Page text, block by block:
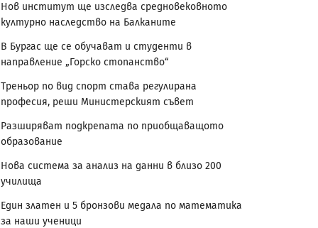
Нов институт ще изследва средновековното
културно наследство на Балканите
В Бургас ще се обучават и студенти в
направление „Горско стопанство“
Треньор по вид спорт става регулирана
професия, реши Министерският съвет
Разширяват подкрепата по приобщаващото
образование
Нова система за анализ на данни в близо 200
училища
Един златен и 5 бронзови медала по математика
за наши ученици